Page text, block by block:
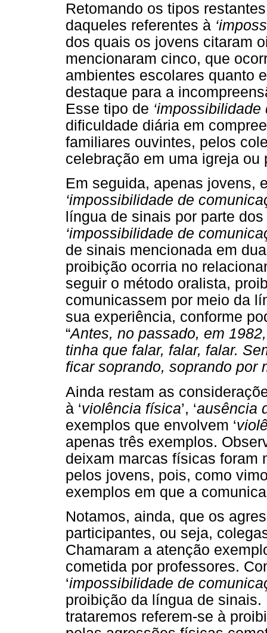
Retomando os tipos
daqueles referentes à
dos quais os jovens citaram
mencionaram cinco, que
ambientes escolares quanto
destaque para a
Esse tipo de ‘impossibilidade
dificuldade diária em
familiares ouvintes, pelos
celebração em uma igreja ou
Em seguida, apenas jovens,
‘impossibilidade de
língua de sinais por parte
‘impossibilidade de
de sinais mencionada em
proibição ocorria no
seguir o método oralista,
comunicassem por meio da
sua experiência, conforme
“Antes, no passado, em
tinha que falar, falar, falar.
ficar soprando, soprando por
Ainda restam as
à ‘violência física’, ‘ausência
exemplos que envolvem ‘
apenas três exemplos.
deixam marcas físicas foram
pelos jovens, pois, como
exemplos em que a
Notamos, ainda, que os
participantes, ou seja,
Chamaram a atenção
cometida por professores.
‘impossibilidade de
proibição da língua de
trataremos referem-se à